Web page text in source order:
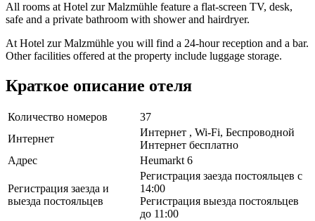
All rooms at Hotel zur Malzmühle feature a flat-screen TV, desk,
safe and a private bathroom with shower and hairdryer.
At Hotel zur Malzmühle you will find a 24-hour reception and a bar.
Other facilities offered at the property include luggage storage.
Краткое описание отеля
Количество номеров
37
Интернет
Интернет , Wi-Fi, Беспроводной
Интернет бесплатно
Адрес
Heumarkt 6
Регистрация заезда и
выезда постояльцев
Регистрация заезда постояльцев с
14:00
Регистрация выезда постояльцев
до 11:00